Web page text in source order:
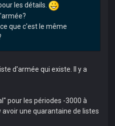
les détails.
que c'est le même
d'armée qui existe. Il y a
pour les périodes -3000 à
avoir une quarantaine de listes